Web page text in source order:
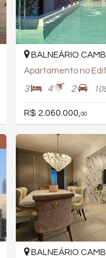
BALNEÁRIO
3 4 2
R$ 2.060.000,00
BALNEÁRIO